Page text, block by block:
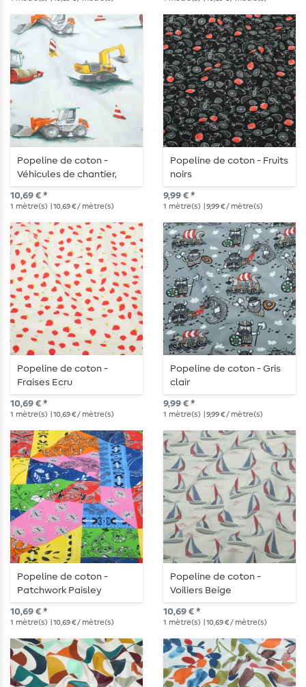
Popeline de coton -
Véhicules de chantier,
Ecru
10,69 € *
1 mètre(s) | 10,69 € / mètre(s)
Popeline de coton - Fruits
noirs
9,99 € *
1 mètre(s) | 9,99 € / mètre(s)
Popeline de coton -
Fraises Ecru
10,69 € *
1 mètre(s) | 10,69 € / mètre(s)
Popeline de coton - Gris
clair
9,99 € *
1 mètre(s) | 9,99 € / mètre(s)
Popeline de coton -
Patchwork Paisley
multicolore
10,69 € *
1 mètre(s) | 10,69 € / mètre(s)
Popeline de coton -
Voiliers Beige
10,69 € *
1 mètre(s) | 10,69 € / mètre(s)